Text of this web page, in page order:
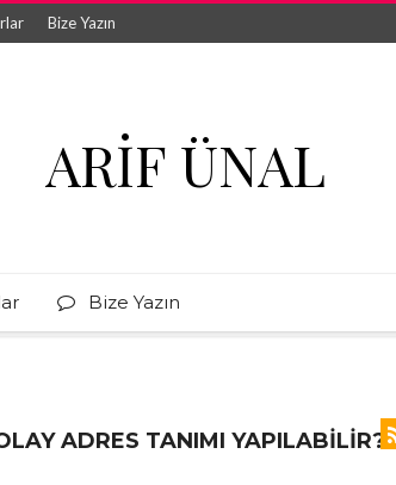
Bize Yazın
ARIF ÜNAL
Bize Yazın
ADRES TANIMI YAPILABILIR?